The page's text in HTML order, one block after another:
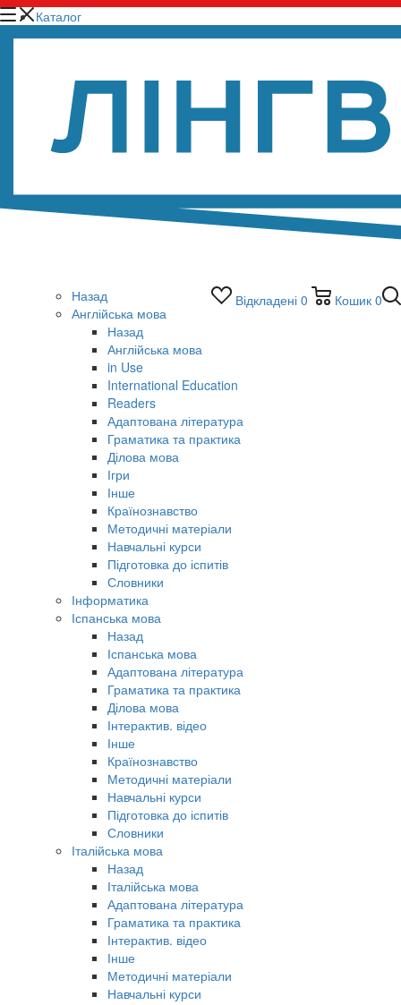
Відкладені 0 Кошик 0
Каталог
Назад
Англійська мова
Назад
Англійська мова
in Use
International Education
Readers
Адаптована література
Граматика та практика
Ділова мова
Ігри
Інше
Країнознавство
Методичні матеріали
Навчальні курси
Підготовка до іспитів
Словники
Інформатика
Іспанська мова
Назад
Іспанська мова
Адаптована література
Граматика та практика
Ділова мова
Інтерактив. відео
Інше
Країнознавство
Методичні матеріали
Навчальні курси
Підготовка до іспитів
Словники
Італійська мова
Назад
Італійська мова
Адаптована література
Граматика та практика
Інтерактив. відео
Інше
Методичні матеріали
Навчальні курси